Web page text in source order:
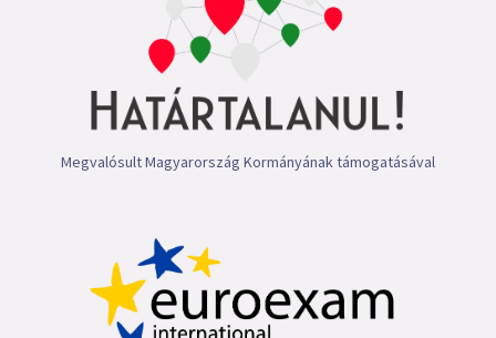
Megvalósult Magyarország Kormányának támogatásával